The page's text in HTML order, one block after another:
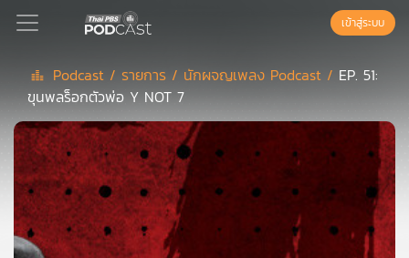
Podcast
เพล
ย์
ลิ
สต์
แนะนำ
เข้าสู่ระบบ
Podcast / รายการ / นักผจญเพลง Podcast / EP. 51:
ขุนพลร็อกตัวพ่อ Y NOT 7